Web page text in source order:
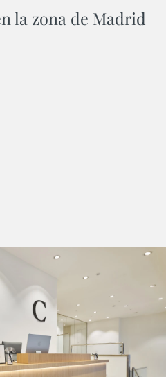
la zona de Madrid